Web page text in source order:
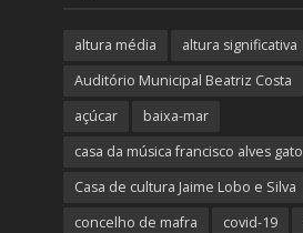
altura média altura significativa
Auditório Municipal Beatriz Costa
açúcar
baixa-mar
casa da música francisco alves gato
Casa de cultura Jaime Lobo e Silva
concelho de mafra
covid-19